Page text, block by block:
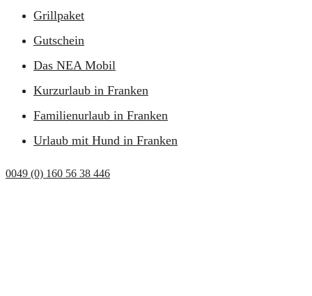
Grillpaket
Gutschein
Das NEA Mobil
Kurzurlaub in Franken
Familienurlaub in Franken
Urlaub mit Hund in Franken
0049 (0) 160 56 38 446